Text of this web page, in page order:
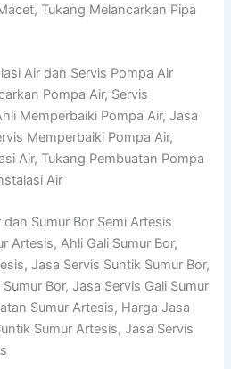
Tukang Melancarkan Pipa
Air dan Servis Pompa Air
Pompa Air, Servis
Memperbaiki Pompa Air, Jasa
Memperbaiki Pompa Air,
Air, Tukang Pembuatan Pompa
Air
Sumur Bor Semi Artesis
Artesis, Ahli Gali Sumur Bor,
Jasa Servis Suntik Sumur Bor,
Bor, Jasa Servis Gali Sumur
Sumur Artesis, Harga Jasa
Sumur Artesis, Jasa Servis